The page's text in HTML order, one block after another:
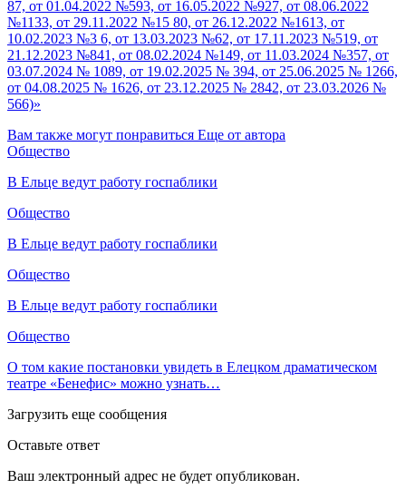
87, от 01.04.2022 №593, от 16.05.2022 №927, от 08.06.2022
№1133, от 29.11.2022 №15 80, от 26.12.2022 №1613, от
10.02.2023 №3 6, от 13.03.2023 №62, от 17.11.2023 №519, от
21.12.2023 №841, от 08.02.2024 №149, от 11.03.2024 №357, от
03.07.2024 № 1089, от 19.02.2025 № 394, от 25.06.2025 № 1266,
от 04.08.2025 № 1626, от 23.12.2025 № 2842, от 23.03.2026 №
566)»
Вам также могут понравиться Еще от автора
Общество
В Ельце ведут работу госпаблики
Общество
В Ельце ведут работу госпаблики
Общество
В Ельце ведут работу госпаблики
Общество
О том какие постановки увидеть в Елецком драматическом
театре «Бенефис» можно узнать…
Загрузить еще сообщения
Оставьте ответ
Ваш электронный адрес не будет опубликован.